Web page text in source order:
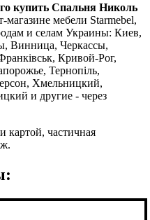
купить Спальня Николь
магазине мебели Starmebel,
и селам Украины: Киев,
Винница, Черкассы,
Кривой-Рог,
Тернопіль,
Хмельницкий,
и другие - через
частичная